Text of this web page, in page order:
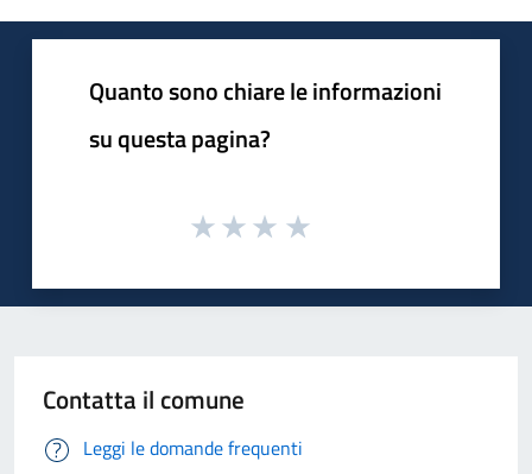
Quanto sono chiare le informazioni
su questa pagina?
Contatta il comune
Leggi le domande frequenti